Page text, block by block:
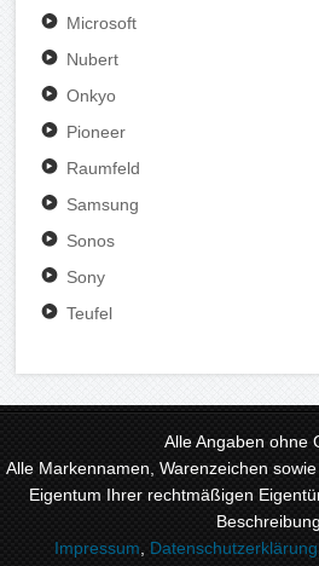
Microsoft
Nubert
Onkyo
Pioneer
Raumfeld
Samsung
Sonos
Sony
Teufel
Alle Angaben ohne
Alle Markennamen, Warenzeichen
Eigentum Ihrer rechtmäßigen
Beschreibung.
Impressum
Datenschutzerklärung